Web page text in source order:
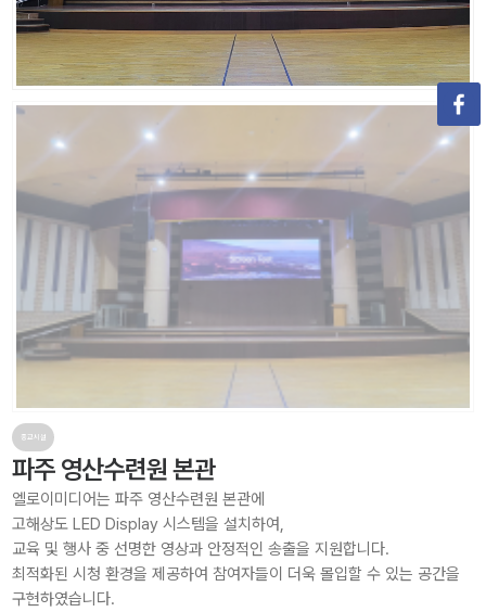
종교시설
파주 영산수련원 본관
엘로이미디어는 파주 영산수련원 본관에
고해상도 LED Display 시스템을 설치하여,
교육 및 행사 중 선명한 영상과 안정적인 송출을 지원합니다.
최적화된 시청 환경을 제공하여 참여자들이 더욱 몰입할 수 있는 공간을
구현하였습니다.